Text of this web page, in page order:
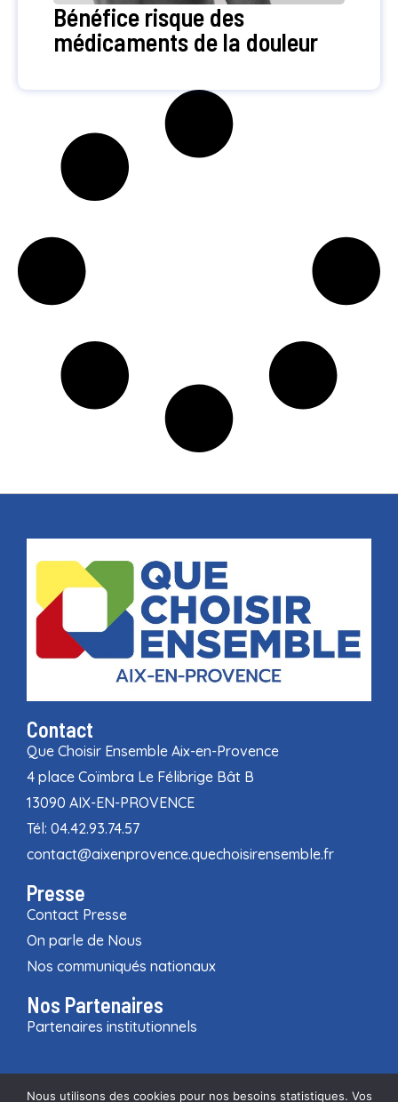
Bénéfice risque des
médicaments de la douleur
Contact
Que Choisir Ensemble Aix-en-Provence
4 place Coïmbra Le Félibrige Bât B
13090 AIX-EN-PROVENCE
Tél: 04.42.93.74.57
contact@aixenprovence.quechoisirensemble.fr
Presse
Contact Presse
On parle de Nous
Nos communiqués nationaux
Nos Partenaires
Partenaires institutionnels
Nous utilisons des cookies pour nos besoins statistiques. Vos